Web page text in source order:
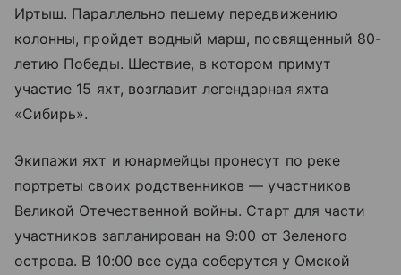
Иртыш. Параллельно пешему передвижению
колонны, пройдет водный марш, посвященный 80-
летию Победы. Шествие, в котором примут
участие 15 яхт, возглавит легендарная яхта
«Сибирь».
Экипажи яхт и юнармейцы пронесут по реке
портреты своих родственников — участников
Великой Отечественной войны. Старт для части
участников запланирован на 9:00 от Зеленого
острова. В 10:00 все суда соберутся у Омской